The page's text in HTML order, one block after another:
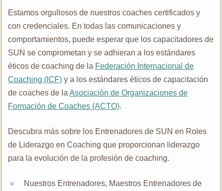
Estamos orgullosos de nuestros coaches certificados y
con credenciales. En todas las comunicaciones y
comportamientos, puede esperar que los capacitadores de
SUN se comprometan y se adhieran a los estándares
éticos de coaching de la Federación Internacional de
Coaching (ICF) y a los estándares éticos de capacitación
de coaches de la Asociación de Organizaciones de
Formación de Coaches (ACTO).
Descubra más sobre los Entrenadores de SUN en Roles
de Liderazgo en Coaching que proporcionan liderazgo
para la evolución de la profesión de coaching.
Nuestros Entrenadores, Maestros Entrenadores de